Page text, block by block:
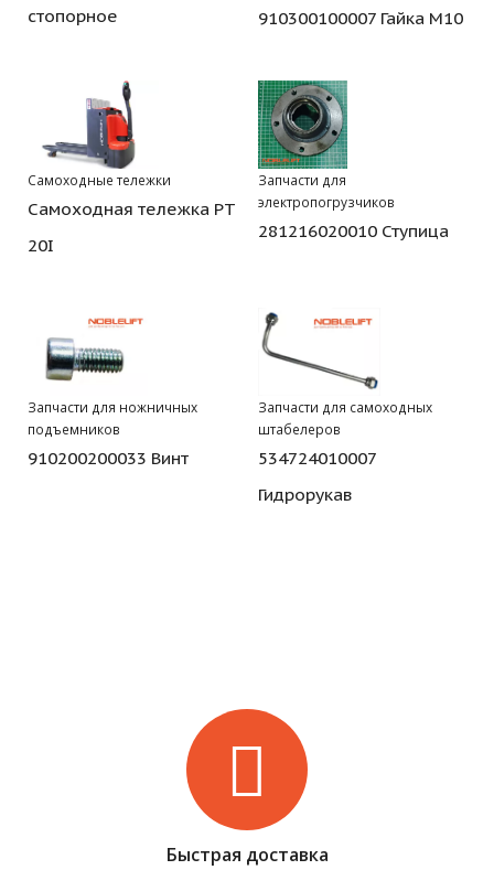
стопорное
910300100007 Гайка М10
Самоходные тележки
Самоходная тележка PT
20I
Запчасти для
электропогрузчиков
281216020010 Ступица
Запчасти для ножничных
подъемников
910200200033 Винт
Запчасти для самоходных
штабелеров
534724010007
Гидрорукав
Быстрая доставка